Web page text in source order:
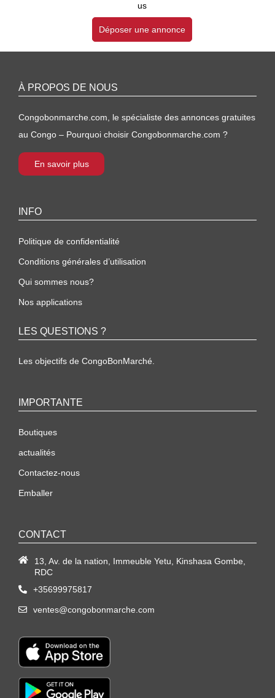
us
Déposer une annonce
À PROPOS DE NOUS
Congobonmarche.com, le spécialiste des annonces gratuites
au Congo – Pourquoi choisir Congobonmarche.com ?
En savoir plus
INFO
Politique de confidentialité
Conditions générales d’utilisation
Qui sommes nous?
Nos applications
LES QUESTIONS ?
Les objectifs de CongoBonMarché.
IMPORTANTE
Boutiques
actualités
Contactez-nous
Emballer
CONTACT
13, Av. de la nation, Immeuble Yetu, Kinshasa Gombe,
RDC
+35699975817
ventes@congobonmarche.com